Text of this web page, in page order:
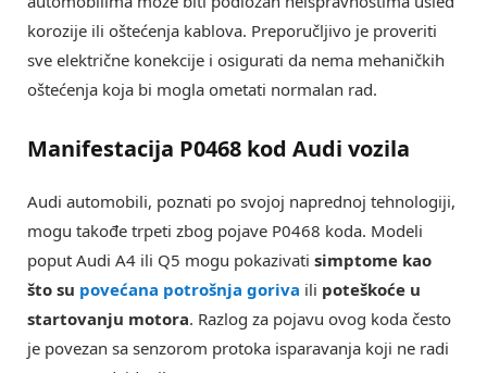
korozije ili oštećenja kablova. Preporučljivo je proveriti
sve električne konekcije i osigurati da nema mehaničkih
oštećenja koja bi mogla ometati normalan rad.
Manifestacija P0468 kod Audi vozila
Audi automobili, poznati po svojoj naprednoj tehnologiji,
mogu takođe trpeti zbog pojave P0468 koda. Modeli
poput Audi A4 ili Q5 mogu pokazivati simptome kao
što su povećana potrošnja goriva ili poteškoće u
startovanju motora. Razlog za pojavu ovog koda često
je povezan sa senzorom protoka isparavanja koji ne radi